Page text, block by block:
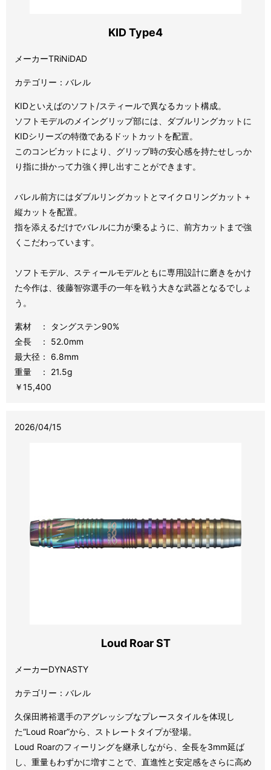
KID Type4
メーカーTRiNiDAD
カテゴリー：バレル
KIDといえばのソフト/スティールで異なるカット構成。
ソフトモデルのメイングリップ部には、ダブルリングカットに
KIDシリーズの特徴であるドットカットを配置。
このコンビカットにより、グリップ時の安心感を持たせしっか
り指に掛かって力強く押し出すことができます。
バレル前方にはダブルリングカットとマイクロリングカット＋
縦カットを配置。
指を添えるだけでバレルに力が乗るように、前方カットまで強
くこだわっています。
ソフトモデル、スティールモデルともに専用設計に磨きをかけ
た今作は、後藤智弥選手の一年を戦う大きな武器となるでしょ
う。
素材 ： タングステン90%
全長 ： 52.0mm
最大径： 6.8mm
重量 ： 21.5g
￥15,400
2026/04/15
Loud Roar ST
メーカーDYNASTY
カテゴリー：バレル
久保田將裕選手のアグレッシブなプレースタイルを体現し
た“Loud Roar”から、ストレートタイプが登場。
Loud Roarのフィーリングを継承しながら、全長を3mm延ば
し、重量もわずかに増すことで、直進性と安定感をさらに高め